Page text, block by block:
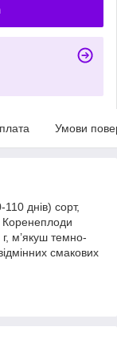
Умови
днів) сорт,
Коренеплоди
м’якуш темно-
смакових